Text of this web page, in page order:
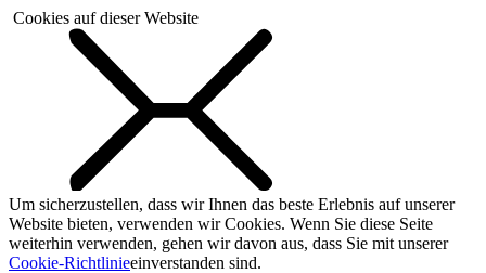
Cookies auf dieser Website
Um sicherzustellen, dass wir Ihnen das beste Erlebnis auf unserer
Website bieten, verwenden wir Cookies. Wenn Sie diese Seite
weiterhin verwenden, gehen wir davon aus, dass Sie mit unserer
Cookie-Richtlinieeinverstanden sind.